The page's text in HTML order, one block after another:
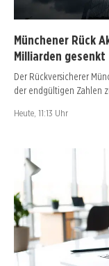
Münchener Rück
Milliarden gesenkt
Der Rückversicherer
der endgültigen Zahlen
Heute, 11:13 Uhr